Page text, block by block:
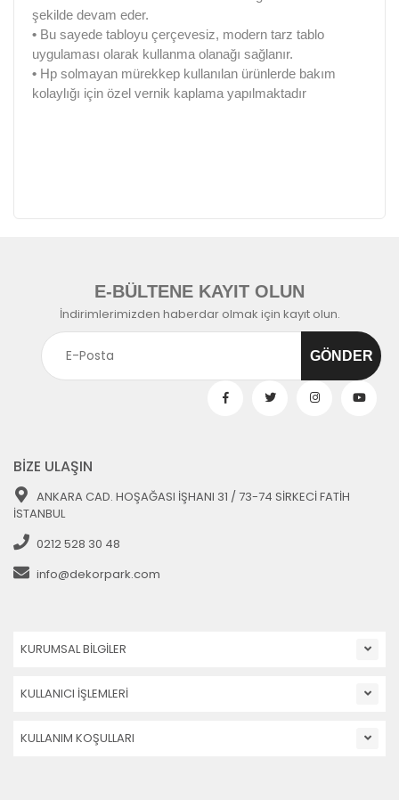
şekilde devam eder.
• Bu sayede tabloyu çerçevesiz, modern tarz tablo
uygulaması olarak kullanma olanağı sağlanır.
• Hp solmayan mürekkep kullanılan ürünlerde bakım
kolaylığı için özel vernik kaplama yapılmaktadır
E-BÜLTENE KAYIT OLUN
İndirimlerimizden haberdar olmak için kayıt olun.
BİZE ULAŞIN
ANKARA CAD. HOŞAĞASI İŞHANI 31 / 73-74 SİRKECİ FATİH
İSTANBUL
0212 528 30 48
info@dekorpark.com
KURUMSAL BİLGİLER
KULLANICI İŞLEMLERİ
KULLANIM KOŞULLARI